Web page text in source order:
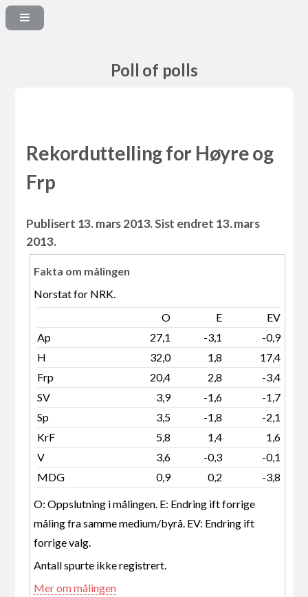
Poll of polls
Rekorduttelling for Høyre og
Frp
Publisert 13. mars 2013. Sist endret 13. mars
2013.
Fakta om målingen
Norstat for NRK.
O
E
EV
Ap
27,1 -3,1
-0,9
H
32,0 1,8
17,4
Frp
20,4 2,8
-3,4
SV
3,9 -1,6
-1,7
Sp
3,5 -1,8
-2,1
KrF
5,8 1,4
1,6
V
3,6 -0,3
-0,1
MDG
0,9 0,2 -3,8
O: Oppslutning i målingen. E: Endring ift forrige
måling fra samme medium/byrå. EV: Endring ift
forrige valg.
Antall spurte ikke registrert.
Mer om målingen